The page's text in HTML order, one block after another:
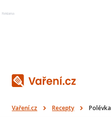
Reklama
Vaření.cz Recepty